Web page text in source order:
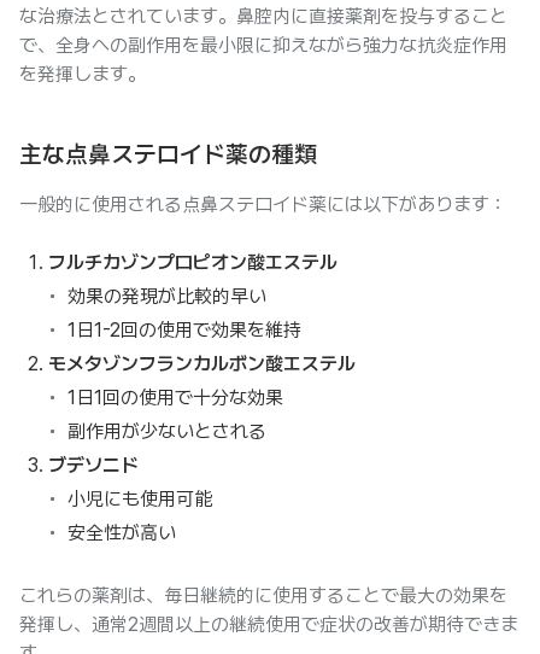
な治療法とされています。鼻腔内に直接薬剤を投与すること
で、全身への副作用を最小限に抑えながら強力な抗炎症作用
を発揮します。
主な点鼻ステロイド薬の種類
一般的に使用される点鼻ステロイド薬には以下があります：
フルチカゾンプロピオン酸エステル
効果の発現が比較的早い
1日1-2回の使用で効果を維持
モメタゾンフランカルボン酸エステル
1日1回の使用で十分な効果
副作用が少ないとされる
ブデソニド
小児にも使用可能
安全性が高い
これらの薬剤は、毎日継続的に使用することで最大の効果を
発揮し、通常2週間以上の継続使用で症状の改善が期待できま